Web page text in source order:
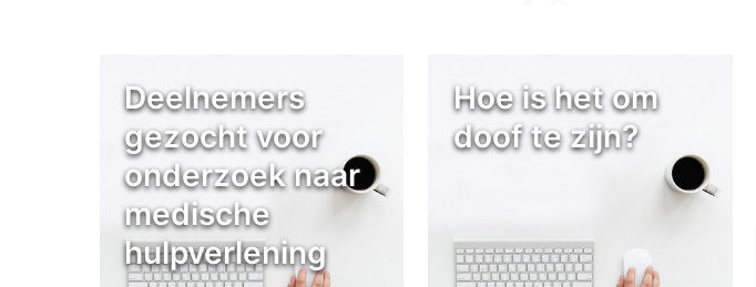
Deelnemers
gezocht voor
onderzoek naar
medische
hulpverlening
Hoe is het om
doof te zijn?